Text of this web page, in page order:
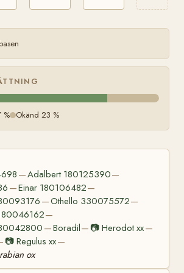
% Okänd 23 %
—Adalbert 180125390—
—Einar 180106482—
—Othello 330075572—
—
—Boradil— 📷Herodot xx—
📷Regulus xx—
ox